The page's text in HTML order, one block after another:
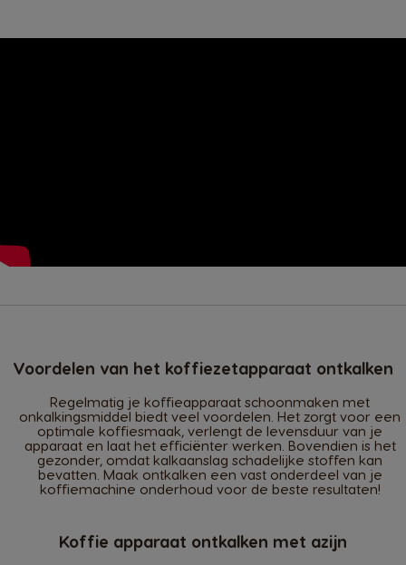
Voordelen van het koffiezetapparaat ontkalken
Regelmatig je koffieapparaat schoonmaken met
onkalkingsmiddel biedt veel voordelen. Het zorgt voor een
optimale koffiesmaak, verlengt de levensduur van je
apparaat en laat het efficiënter werken. Bovendien is het
gezonder, omdat kalkaanslag schadelijke stoffen kan
bevatten. Maak ontkalken een vast onderdeel van je
koffiemachine onderhoud voor de beste resultaten!
Koffie apparaat ontkalken met azijn